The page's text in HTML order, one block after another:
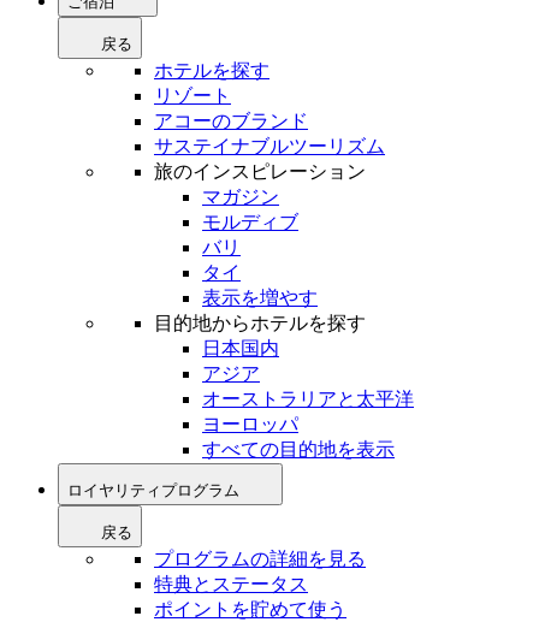
戻る
ホテルを探す
リゾート
アコーのブランド
サステイナブルツーリズム
旅のインスピレーション
マガジン
モルディブ
バリ
タイ
表示を増やす
目的地からホテルを探す
日本国内
アジア
オーストラリアと太平洋
ヨーロッパ
すべての目的地を表示
ロイヤリティプログラム
戻る
プログラムの詳細を見る
特典とステータス
ポイントを貯めて使う